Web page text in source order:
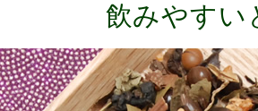
飲みやすい